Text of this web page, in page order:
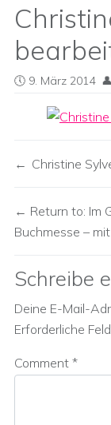
9. März 2014
Christine
Return to: Im
Buchmesse –
Schreibe
Deine E-Mail-
Erforderliche
Comment *